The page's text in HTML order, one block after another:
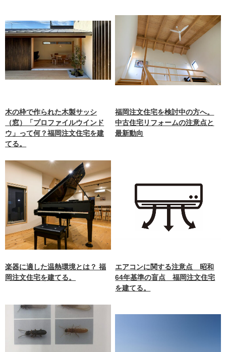
木の枠で作られた木製サッシ
（窓）「プロファイルウインド
ウ」って何？福岡注文住宅を建
てる。
福岡注文住宅を検討中の方へ。
中古住宅リフォームの注意点と
最新動向
楽器に適した温熱環境とは？ 福
岡注文住宅を建てる。
エアコンに関する注意点 昭和
64年基準の盲点 福岡注文住宅
を建てる。